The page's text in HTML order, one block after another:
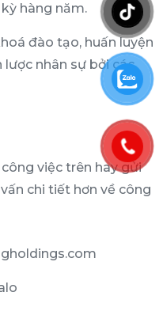
hàng năm.
đào tạo, huấn luyện
lược nhân sự bởi các
việc trên hay gửi
chi tiết hơn về công